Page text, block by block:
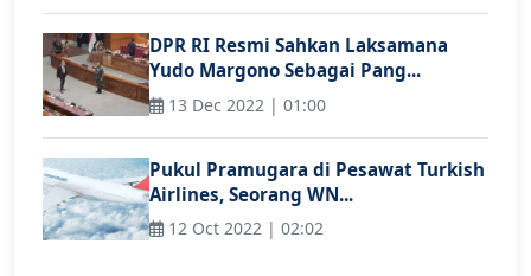
DPR RI Resmi Sahkan Laksamana
Yudo Margono Sebagai Pang...
13 Dec 2022 | 01:00
Pukul Pramugara di Pesawat Turkish
Airlines, Seorang WN...
12 Oct 2022 | 02:02